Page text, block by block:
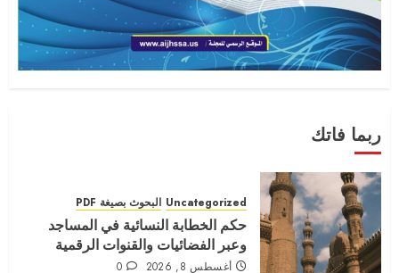
3
المجلة الامريكية الدولية العدد السابع
الجزء الثالث
ربما فاتك
Uncategorized البحوث بصيغة PDF
حكم الخطابة النسائية في المساجد
وعبر الفضائيات والقنوات الرقمية
أغسطس 8, 2026 0